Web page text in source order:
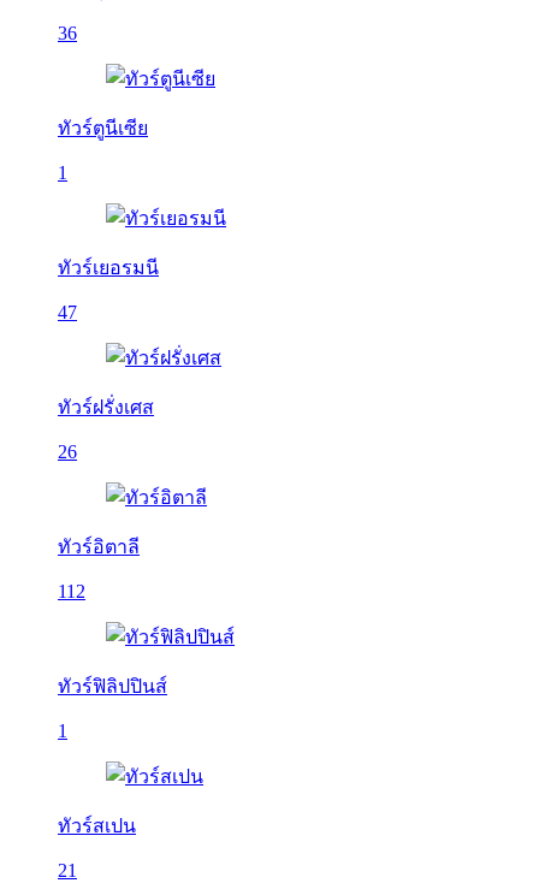
36
ทัวร์ตูนีเซีย
1
ทัวร์เยอรมนี
47
ทัวร์ฝรั่งเศส
26
ทัวร์อิตาลี
112
ทัวร์ฟิลิปปินส์
1
ทัวร์สเปน
21